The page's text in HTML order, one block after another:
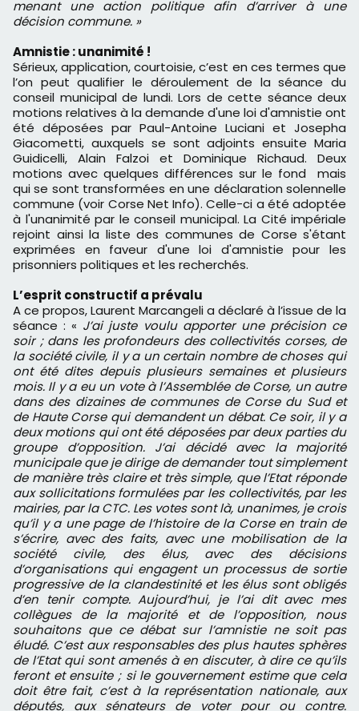
menant une action politique afin d’arriver à une
décision commune. »
Amnistie : unanimité !
Sérieux, application, courtoisie, c’est en ces termes que
l’on peut qualifier le déroulement de la séance du
conseil municipal de lundi. Lors de cette séance deux
motions relatives à la demande d'une loi d'amnistie ont
été déposées par Paul-Antoine Luciani et Josepha
Giacometti, auxquels se sont adjoints ensuite Maria
Guidicelli, Alain Falzoi et Dominique Richaud. Deux
motions avec quelques différences sur le fond mais
qui se sont transformées en une déclaration solennelle
commune (voir Corse Net Info). Celle-ci a été adoptée
à l'unanimité par le conseil municipal. La Cité impériale
rejoint ainsi la liste des communes de Corse s'étant
exprimées en faveur d'une loi d'amnistie pour les
prisonniers politiques et les recherchés.
L’esprit constructif a prévalu
A ce propos, Laurent Marcangeli a déclaré à l’issue de la
séance : « J’ai juste voulu apporter une précision ce
soir ; dans les profondeurs des collectivités corses, de
la société civile, il y a un certain nombre de choses qui
ont été dites depuis plusieurs semaines et plusieurs
mois. Il y a eu un vote à l’Assemblée de Corse, un autre
dans des dizaines de communes de Corse du Sud et
de Haute Corse qui demandent un débat. Ce soir, il y a
deux motions qui ont été déposées par deux parties du
groupe d’opposition. J’ai décidé avec la majorité
municipale que je dirige de demander tout simplement
de manière très claire et très simple, que l’Etat réponde
aux sollicitations formulées par les collectivités, par les
mairies, par la CTC. Les votes sont là, unanimes, je crois
qu’il y a une page de l’histoire de la Corse en train de
s’écrire, avec des faits, avec une mobilisation de la
société civile, des élus, avec des décisions
d’organisations qui engagent un processus de sortie
progressive de la clandestinité et les élus sont obligés
d’en tenir compte. Aujourd’hui, je l’ai dit avec mes
collègues de la majorité et de l’opposition, nous
souhaitons que ce débat sur l’amnistie ne soit pas
éludé. C’est aux responsables des plus hautes sphères
de l’Etat qui sont amenés à en discuter, à dire ce qu’ils
feront et ensuite ; si le gouvernement estime que cela
doit être fait, c’est à la représentation nationale, aux
députés, aux sénateurs de voter pour ou contre.